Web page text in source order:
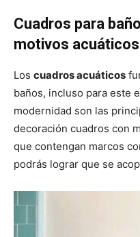
Cuadros para
motivos acuáticos
Los cuadros acuáticos
baños, incluso para este
modernidad son las
decoración cuadros con
que contengan marcos
podrás lograr que se